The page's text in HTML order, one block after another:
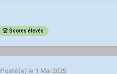
🏆 Scores élevés
Posté(e) le 1 Mai 2025